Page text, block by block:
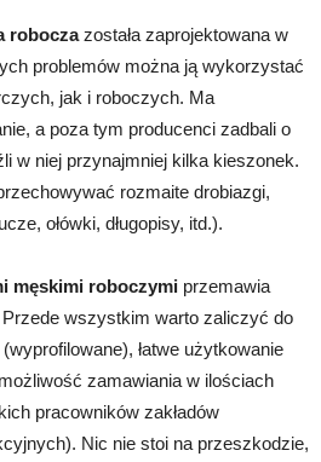
roboczazostała zaprojektowana w
problemów można ją wykorzystać
jak i roboczych. Ma
a poza tym producenci zadbali o
w niej przynajmniej kilka kieszonek.
rozmaite drobiazgi,
ołówki, długopisy, itd.).
męskimi roboczymi przemawia
wszystkim warto zaliczyć do
łatwe użytkowanie
zamawiania w ilościach
pracowników zakładów
Nic nie stoi na przeszkodzie,